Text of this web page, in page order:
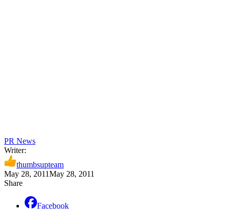
PR News
Writer:
thumbsupteam
May 28, 2011May 28, 2011
Share
Facebook